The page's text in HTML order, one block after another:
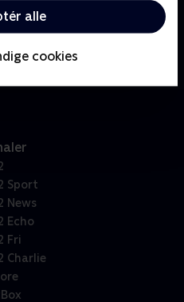
alle
cookies
trofaste
og Philip, vil Sofie
hus til en drøm af
Sport
News
Echo
Fri
Charlie